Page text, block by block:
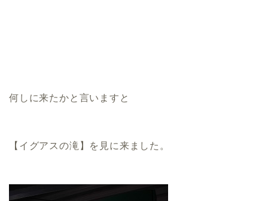
何しに来たかと言いますと
【イグアスの滝】を見に来ました。